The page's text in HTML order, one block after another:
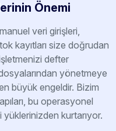
Önemi
veri girişleri,
kayıtları size doğrudan
defter
yönetmeye
büyük engeldir. Bizim
bu operasyonel
kurtarıyor.